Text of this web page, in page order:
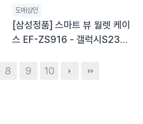
도매상인
[삼성정품] 스마트 뷰 월렛 케이
스 EF-ZS916 - 갤럭시S23플
8 9 10